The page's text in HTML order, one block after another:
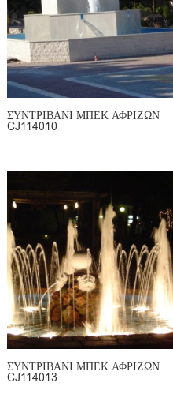
ΣΥΝΤΡΙΒΑΝΙ ΜΠΕΚ ΑΦΡΙΖΩΝ
CJ114010
ΣΥΝΤΡΙΒΑΝΙ ΜΠΕΚ ΑΦΡΙΖΩΝ
CJ114013